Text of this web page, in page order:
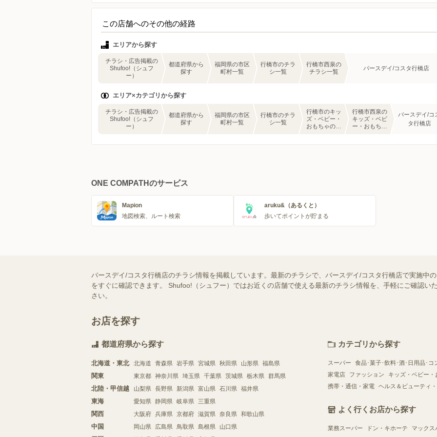
この店舗へのその他の経路
エリアから探す
チラシ・広告掲載の
Shufoo!（シュフ
ー）
都道府県から
探す
福岡県の市区
町村一覧
行橋市のチラ
シ一覧
行橋市西泉の
チラシ一覧
バースデイ/コスタ行橋店
エリア×カテゴリから探す
チラシ・広告掲載の
Shufoo!（シュフ
ー）
都道府県から
探す
福岡県の市区
町村一覧
行橋市のチラ
シ一覧
行橋市のキッ
ズ・ベビー・
おもちゃのチ
行橋市西泉の
キッズ・ベビ
ー・おもちゃ
バースデイ/コ
タ行橋店
ONE COMPATHのサービス
Mapion
地図検索、ルート検索
aruku&（あるくと）
歩いてポイントが貯まる
バースデイ/コスタ行橋店のチラシ情報を掲載しています。最新のチラシで、バースデイ/コスタ行橋店で実施中
をすぐに確認できます。 Shufoo!（シュフー）ではお近くの店舗で使える最新のチラシ情報を、手軽にご確認い
さい。
お店を探す
都道府県から探す
北海道・東北 北海道 青森県 岩手県 宮城県 秋田県 山形県 福島県
関東 東京都 神奈川県 埼玉県 千葉県 茨城県 栃木県 群馬県
北陸・甲信越 山梨県 長野県 新潟県 富山県 石川県 福井県
東海 愛知県 静岡県 岐阜県 三重県
関西 大阪府 兵庫県 京都府 滋賀県 奈良県 和歌山県
中国 岡山県 広島県 鳥取県 島根県 山口県
カテゴリから探す
スーパー
食品･菓子･飲料･酒･日用品･コ
家電店
ファッション
キッズ・ベビー・
携帯・通信・家電 ヘルス＆ビューティ
よく行くお店から探す
業務スーパー ドン・キホーテ
マックス